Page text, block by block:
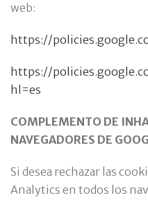
web:
https://
https://
hl=es
COMPLEMENTO DE
NAVEGADORES DE
Si desea rechazar las
Analytics en todos los